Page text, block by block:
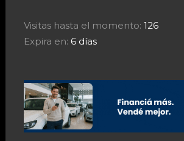
Visitas hasta el momento: 126
Expira en: 6 días